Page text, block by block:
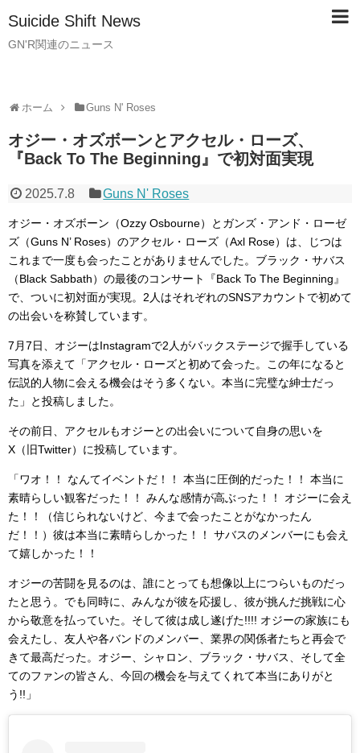
Suicide Shift News
GN'R関連のニュース
ホーム Guns N' Roses
オジー・オズボーンとアクセル・ローズ、
『Back To The Beginning』で初対面実現
2025.7.8 Guns N' Roses
オジー・オズボーン（Ozzy Osbourne）とガンズ・アンド・ローゼ
ズ（Guns N’ Roses）のアクセル・ローズ（Axl Rose）は、じつは
これまで一度も会ったことがありませんでした。ブラック・サバス
（Black Sabbath）の最後のコンサート『Back To The Beginning』
で、ついに初対面が実現。2人はそれぞれのSNSアカウントで初めて
の出会いを称賛しています。
7月7日、オジーはInstagramで2人がバックステージで握手している
写真を添えて「アクセル・ローズと初めて会った。この年になると
伝説的人物に会える機会はそう多くない。本当に完璧な紳士だっ
た」と投稿しました。
その前日、アクセルもオジーとの出会いについて自身の思いを
X（旧Twitter）に投稿しています。
「ワオ！！ なんてイベントだ！！ 本当に圧倒的だった！！ 本当に
素晴らしい観客だった！！ みんな感情が高ぶった！！ オジーに会え
た！！（信じられないけど、今まで会ったことがなかったん
だ！！）彼は本当に素晴らしかった！！ サバスのメンバーにも会え
て嬉しかった！！
オジーの苦闘を見るのは、誰にとっても想像以上につらいものだっ
たと思う。でも同時に、みんなが彼を応援し、彼が挑んだ挑戦に心
から敬意を払っていた。そして彼は成し遂げた!!!! オジーの家族にも
会えたし、友人や各バンドのメンバー、業界の関係者たちと再会で
きて最高だった。オジー、シャロン、ブラック・サバス、そして全
てのファンの皆さん、今回の機会を与えてくれて本当にありがと
う!!」